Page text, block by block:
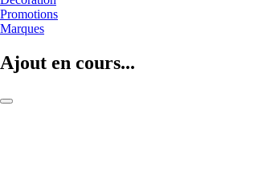
Promotions
Marques
Ajout en cours...